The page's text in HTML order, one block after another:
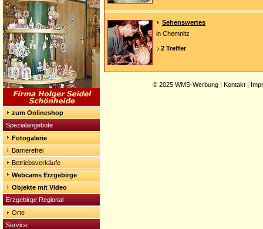
zum Onlineshop
Spezialangebote
Fotogalerie
Barrierefrei
Betriebsverkäufe
Webcams Erzgebirge
Objekte mit Video
Erzgebirge Regional
Orte
Service
Sehenswertes
in Chemnitz
2 Treffer
© 2025 WMS-Werbung | Kontakt |